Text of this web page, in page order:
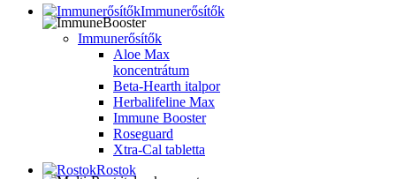
Immunerősítők
Immunerősítők
Aloe Max
koncentrátum
Beta-Hearth italpor
Herbalifeline Max
Immune Booster
Roseguard
Xtra-Cal tabletta
Rostok